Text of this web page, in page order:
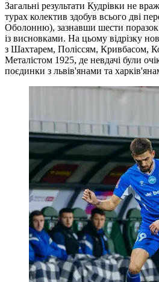
Загальні результати Кудрівки не
турах колектив здобув всього дві
Оболонню), зазнавши шести поразок
із висновками. На цьому відрізку
з Шахтарем, Поліссям, Кривбасом,
Металістом 1925, де невдачі були
поєдинки з львів'янами та